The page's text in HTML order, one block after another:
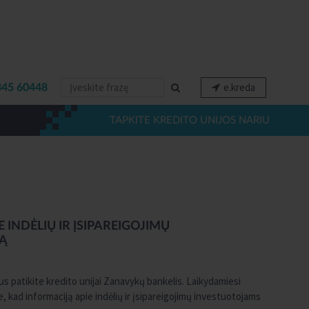
60448 e.kreda
TAPKITE KREDITO UNIJOS NARIU
INDĖLIŲ IR ĮSIPAREIGOJIMŲ
patikite kredito unijai Zanavykų bankelis. Laikydamiesi
kad informaciją apie indėlių ir įsipareigojimų investuotojams